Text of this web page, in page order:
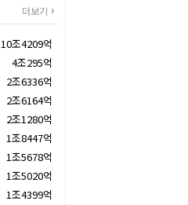
더보기
10조4209억
4조295억
2조6336억
2조6164억
2조1280억
1조8447억
1조5678억
1조5020억
1조4399억